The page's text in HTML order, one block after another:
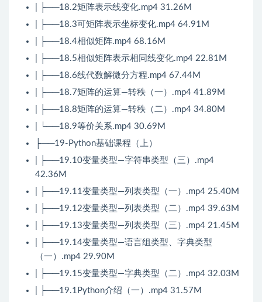
| ├──18.2矩阵表示线变化.mp4 31.26M
| ├──18.3可矩阵表示坐标变化.mp4 64.91M
| ├──18.4相似矩阵.mp4 68.16M
| ├──18.5相似矩阵表示相同线变化.mp4 22.81M
| ├──18.6线代数解微分方程.mp4 67.44M
| ├──18.7矩阵的运算—转秩（一）.mp4 41.89M
| ├──18.8矩阵的运算—转秩（二）.mp4 34.80M
| └──18.9等价关系.mp4 30.69M
├──19-Python基础课程（上）
| ├──19.10变量类型—字符串类型（三）.mp4
42.36M
| ├──19.11变量类型—列表类型（一）.mp4 25.40M
| ├──19.12变量类型—列表类型（二）.mp4 39.63M
| ├──19.13变量类型—列表类型（三）.mp4 21.45M
| ├──19.14变量类型—语言组类型、字典类型
（一）.mp4 29.90M
| ├──19.15变量类型—字典类型（二）.mp4 32.03M
| ├──19.1Python介绍（一）.mp4 31.57M